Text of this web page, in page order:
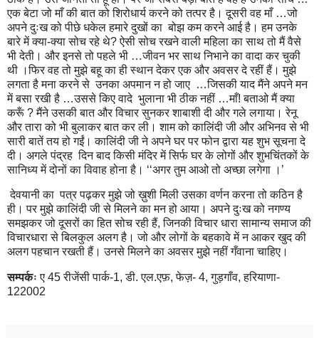
एक बेटा जो माँ की बात को शिरोधार्य करने को तत्पर है। दूसरी वह माँ …जो
अपने दुःख को पीछे धकेल हमारे दुखों का बोझ कम करने आई है। हम उनके
बारे में क्या-क्या सोच रहे थे? ऐसी सोच रखने वाली महिला का साथ तो मैं वैसे
भी देती। और इनसे तो पहले भी …जीवन भर साथ निभाने का वादा कर चुकी
थी ।फिर वह तो मुझे बहू का ही स्थान देकर एक और अवसर दे रहीं हैं। मुझे
लगता है मना करने से उनका अपमान न हो जाए …जिसकी याद मैंने अपने मन
में बसा रखी है …उससे किए वादे भुलाना भी ठीक नहीं …माँ! बताओ मैं क्या
करूँ ? मैंने उसकी बात और विचार सुनकर शाबाशी दी और गले लगाया। रेनू
और तारा को भी बुलाकर बात कर ली। शाम को कालिंदी जी और अभिनव से भी
सारी बातें तय हो गईं। कालिंदी जी ने अपने घर पर फोन द्वारा यह शुभ सूचना दे
दी। अगले पंद्रह दिन बाद किसी मंदिर में सिर्फ घर के लोगों और शुभचिंतकों के
सानिध्य में दोनों का विवाह होना है। ‘‘अगर तुम आओ तो अच्छा लगेगा ।’
देवयानी का पत्र पढ़कर मुझे जो ख़ुशी मिली उसका वर्णन करना तो कठिन है
ही। पर मुझे कालिंदी जी से मिलने का मन हो आया। अपने दुःख को नगण्य
समझकर जो दूसरों का हित सोच रही हैं, जिनकी विचार धारा सामान्य समाज की
विचारधारा से बिलकुल अलग है। जो और लोगों के बहकावे में न आकर खुद की
अलग पहचान रखती हैं। उनसे मिलने का अवसर मुझे नहीं गँवाना चाहिए।
सम्पर्कः ए 45 रीजेंसी पार्क-1, डी. एल.एफ़, फेज़- 4, गुड़गाँव, हरियाणा-
122002